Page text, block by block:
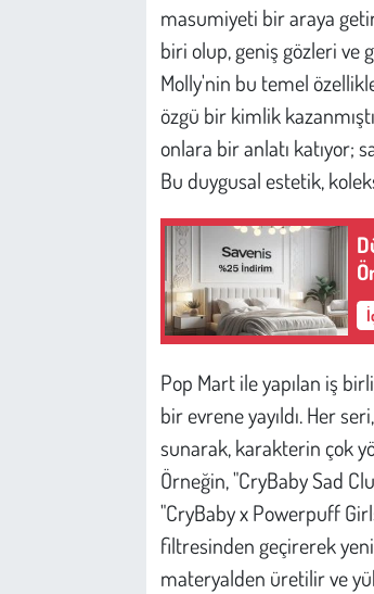
masumiyeti bir araya
biri olup, geniş gözleri ve
Molly'nin bu temel
özgü bir kimlik
onlara bir anlatı katıyor;
Bu duygusal estetik,
Pop Mart ile yapılan iş
bir evrene yayıldı. Her
sunarak, karakterin çok
Örneğin, "CryBaby Sad
"CryBaby x Powerpuff
filtresinden geçirerek
materyalden üretilir ve